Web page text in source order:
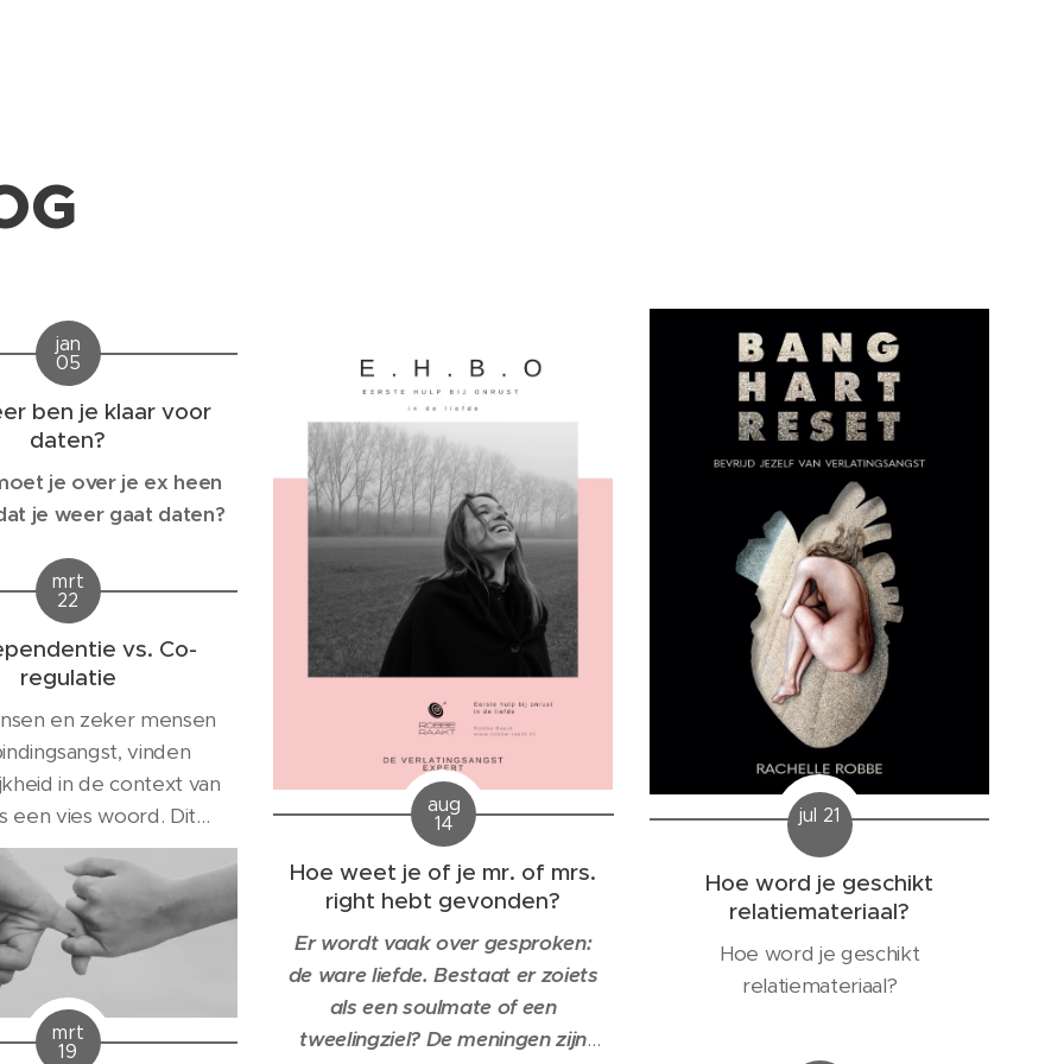
jan
05
ben je klaar voor
daten?
je over je ex heen
je weer gaat daten?
aug
14
Hoe weet je of je mr. of mrs.
right hebt gevonden?
Er wordt vaak over gesproken:
de ware liefde. Bestaat er zoiets
als een soulmate of een
tweelingziel? De meningen zijn
jul 21
Hoe word je geschikt
relatiemateriaal?
Hoe word je geschikt
relatiemateriaal?
mrt
22
vs. Co-
regulatie
en zeker mensen
vinden
in de context van
een vies woord. Dit
mis is met gezonde
afhankelijkheid,
twee autonome
aan elkaar verbonden
van elkaar voor
liefde, affectie,
waardering
mrt
19